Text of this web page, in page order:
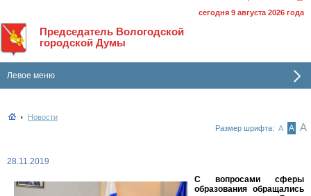
сегодня 9 августа 2026 года
Председатель Вологодской
городской Думы
Левое меню
Новости
Размер шрифта: А А А
28.11.2019
С вопросами сферы
образования обращались